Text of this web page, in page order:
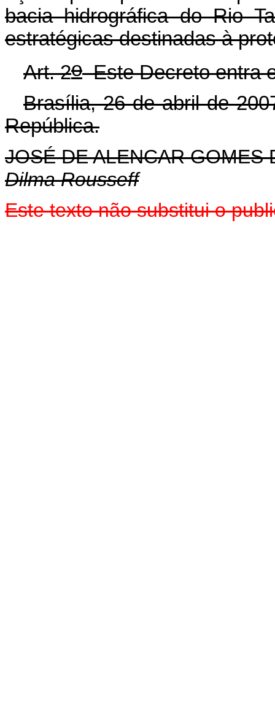
bacia hidrográfica do Rio
estratégicas destinadas à
Art. 2oEste Decreto entra
Brasília, 26 de abril de
República.
JOSÉ DE ALENCAR GOMES
Dilma Rousseff
Este texto não substitui o